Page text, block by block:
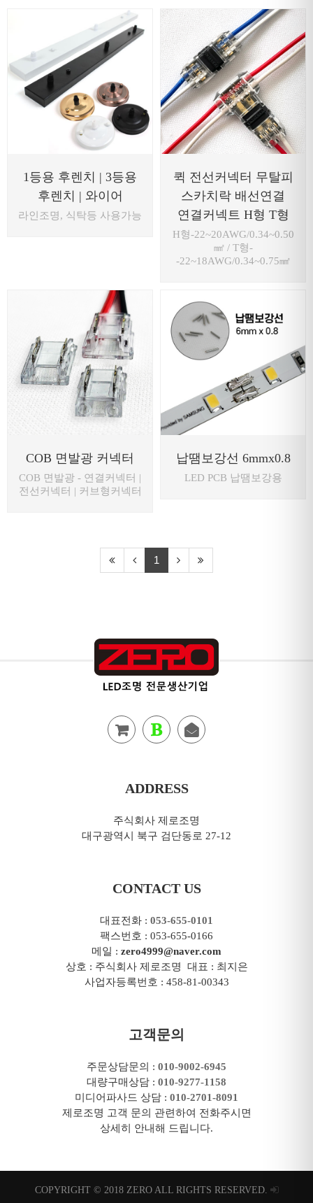
1등용 후렌치 | 3등용
후렌치 | 와이어
라인조명, 식탁등 사용가능
퀵 전선커넥터 무탈피
스카치락 배선연결
연결커넥트 H형 T형
H형-22~20AWG/0.34~0.50
㎟ / T형-
-22~18AWG/0.34~0.75㎟
COB 면발광 커넥터
COB 면발광 - 연결커넥터 |
전선커넥터 | 커브형커넥터
납땜보강선 6mmx0.8
LED PCB 납땜보강용
1
ADDRESS
주식회사 제로조명
대구광역시 북구 검단동로 27-12
CONTACT US
대표전화 : 053-655-0101
팩스번호 : 053-655-0166
메일 : zero4999@naver.com
상호 : 주식회사 제로조명 대표 : 최지은
사업자등록번호 : 458-81-00343
고객문의
주문상담문의 : 010-9002-6945
대량구매상담 : 010-9277-1158
미디어파사드 상담 : 010-2701-8091
제로조명 고객 문의 관련하여 전화주시면
상세히 안내해 드립니다.
COPYRIGHT © 2018 ZERO ALL RIGHTS RESERVED.